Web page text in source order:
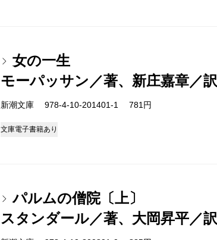
女の一生
モーパッサン／著、新庄嘉章／訳
新潮文庫 978-4-10-201401-1 781円
文庫電子書籍あり
パルムの僧院〔上〕
スタンダール／著、大岡昇平／訳